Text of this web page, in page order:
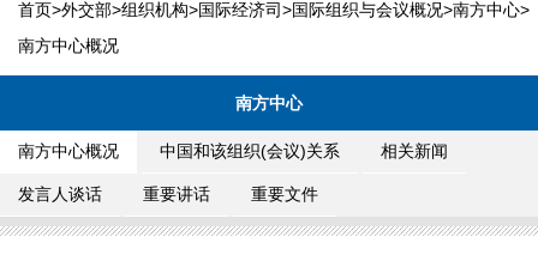
首页>外交部>组织机构>国际经济司>国际组织与会议概况>南方中心>
南方中心概况
南方中心
南方中心概况 中国和该组织(会议)关系 相关新闻
发言人谈话 重要讲话 重要文件